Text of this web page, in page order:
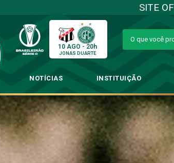
SITE
10 AGO - 20h
JONAS DUARTE
NOTÍCIAS INSTITUIÇÃO